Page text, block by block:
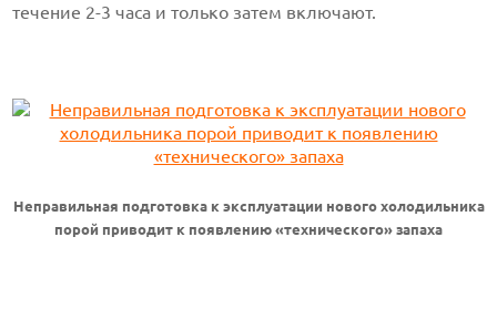
течение 2-3 часа и только затем включают.
Неправильная подготовка к эксплуатации нового холодильника
порой приводит к появлению «технического» запаха